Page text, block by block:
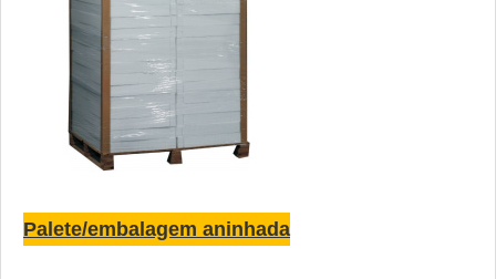
Palete/embalagem aninhada